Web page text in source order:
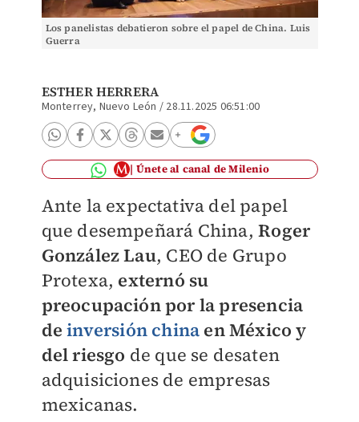
Los panelistas debatieron sobre el papel de China. Luis
Guerra
ESTHER HERRERA
Monterrey, Nuevo León / 28.11.2025 06:51:00
Únete al canal de Milenio
Ante la expectativa del papel
que desempeñará China,Roger
González Lau, CEO de Grupo
Protexa, externó su
preocupación por la presencia
deinversión china en México y
del riesgo de que se desaten
adquisiciones de empresas
mexicanas.